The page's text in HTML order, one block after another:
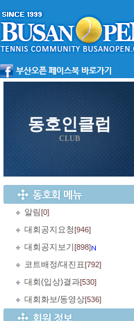
동호인클럽
CLUB
알림[0]
대회공지요청[946]
대회공지보기 [898]
코트배정/대진표[792]
대회(입상)결과[530]
대회화보/동영상[536]